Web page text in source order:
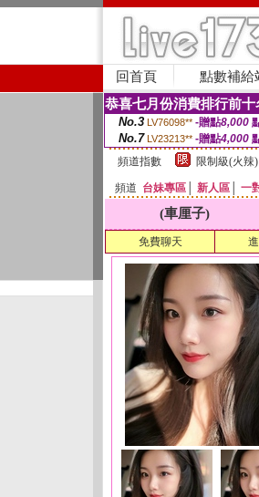
回首頁 點數補給
恭喜七月份消費排行前
No.3 LV76098** -贈點8,000
No.7 LV23213** -贈點4,000
頻道指數
限制級(火辣)
頻道 台妹專區 新人區 一
(車厘子)
免費聊天